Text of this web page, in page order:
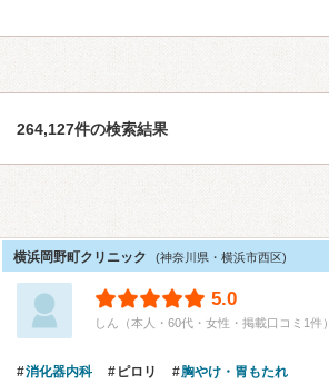
264,127件の検索結果
横浜岡野町クリニック (神奈川県・横浜市西区)
5.0
しん（本人・60代・女性・掲載口コミ1件）
消化器内科 ピロリ 胸やけ・胃もたれ